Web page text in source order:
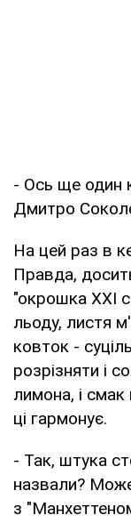
- Ось ще один
Дмитро
На цей раз в
Правда,
"окрошка XXI
льоду, листя
ковток -
розрізняти і
лимона, і смак
ці гармонує.
- Так, штука
назвали?
з